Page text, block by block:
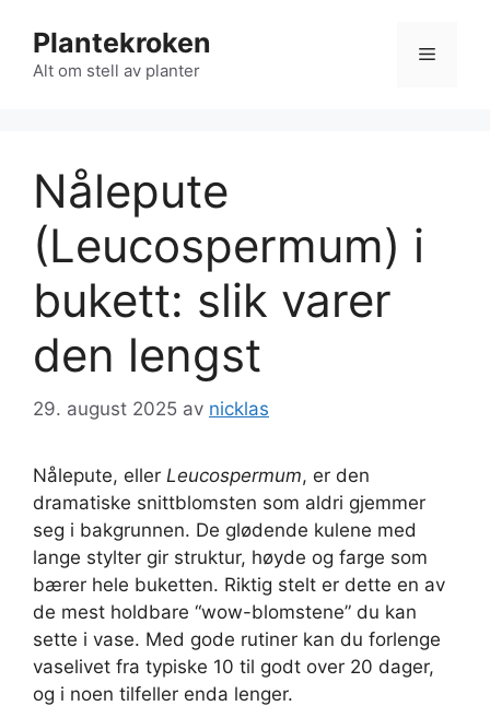
innhold
Plantekroken
Alt om stell av planter
Meny
Nålepute
(Leucospermum) i
bukett: slik varer
den lengst
29. august 2025 av nicklas
Nålepute, eller Leucospermum, er den
dramatiske snittblomsten som aldri gjemmer
seg i bakgrunnen. De glødende kulene med
lange stylter gir struktur, høyde og farge som
bærer hele buketten. Riktig stelt er dette en av
de mest holdbare “wow-blomstene” du kan
sette i vase. Med gode rutiner kan du forlenge
vaselivet fra typiske 10 til godt over 20 dager,
og i noen tilfeller enda lenger.